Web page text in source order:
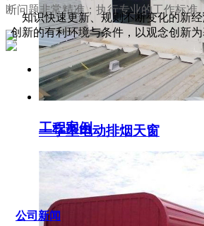
一字型电动排烟天窗
工程案例
断问题非常精准；执行专业的工作标准
知识快速更新、规则不断变化的新经
创新的有利环境与条件，以观念创新
公司新闻